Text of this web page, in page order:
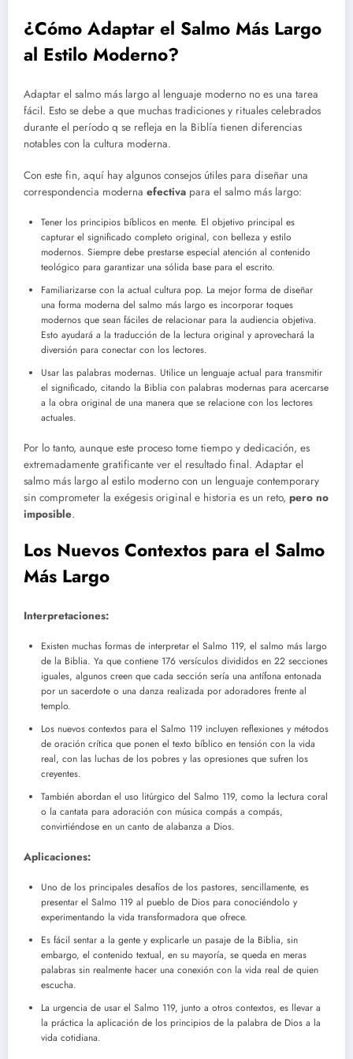
¿Cómo Adaptar el Salmo Más Largo
al Estilo Moderno?
Adaptar el salmo más largo al lenguaje moderno no es una tarea
fácil. Esto se debe a que muchas tradiciones y rituales celebrados
durante el período q se refleja en la Biblía tienen diferencias
notables con la cultura moderna.
Con este fin, aquí hay algunos consejos útiles para diseñar una
correspondencia moderna efectiva para el salmo más largo:
Tener los principios bíblicos en mente. El objetivo principal es
capturar el significado completo original, con belleza y estilo
modernos. Siempre debe prestarse especial atención al contenido
teológico para garantizar una sólida base para el escrito.
Familiarizarse con la actual cultura pop. La mejor forma de diseñar
una forma moderna del salmo más largo es incorporar toques
modernos que sean fáciles de relacionar para la audiencia objetiva.
Esto ayudará a la traducción de la lectura original y aprovechará la
diversión para conectar con los lectores.
Usar las palabras modernas. Utilice un lenguaje actual para transmitir
el significado, citando la Biblia con palabras modernas para acercarse
a la obra original de una manera que se relacione con los lectores
actuales.
Por lo tanto, aunque este proceso tome tiempo y dedicación, es
extremadamente gratificante ver el resultado final. Adaptar el
salmo más largo al estilo moderno con un lenguaje contemporary
sin comprometer la exégesis original e historia es un reto, pero no
imposible.
Los Nuevos Contextos para el Salmo
Más Largo
Interpretaciones:
Existen muchas formas de interpretar el Salmo 119, el salmo más largo
de la Biblia. Ya que contiene 176 versículos divididos en 22 secciones
iguales, algunos creen que cada sección sería una antífona entonada
por un sacerdote o una danza realizada por adoradores frente al
templo.
Los nuevos contextos para el Salmo 119 incluyen reflexiones y métodos
de oración crítica que ponen el texto bíblico en tensión con la vida
real, con las luchas de los pobres y las opresiones que sufren los
creyentes.
También abordan el uso litúrgico del Salmo 119, como la lectura coral
o la cantata para adoración con música compás a compás,
convirtiéndose en un canto de alabanza a Dios.
Aplicaciones:
Uno de los principales desafíos de los pastores, sencillamente, es
presentar el Salmo 119 al pueblo de Dios para conociéndolo y
experimentando la vida transformadora que ofrece.
Es fácil sentar a la gente y explicarle un pasaje de la Biblia, sin
embargo, el contenido textual, en su mayoría, se queda en meras
palabras sin realmente hacer una conexión con la vida real de quien
escucha.
La urgencia de usar el Salmo 119, junto a otros contextos, es llevar a
la práctica la aplicación de los principios de la palabra de Dios a la
vida cotidiana.